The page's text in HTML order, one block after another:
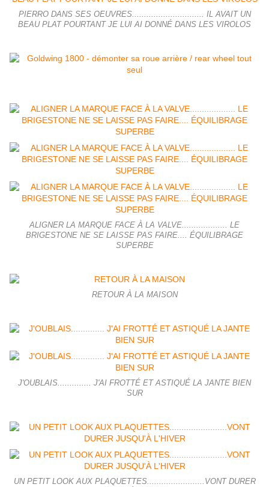
PIERRO DANS SES OEUVRES.............................. IL AVAIT UN
BEAU PLAT POURTANT JE LUI AI DONNÉ DANS LES VIROLOS
ALIGNER LA MARQUE FACE À LA VALVE................... LE
BRIGESTONE NE SE LAISSE PAS FAIRE.... ÉQUILIBRAGE
SUPERBE
RETOUR À LA MAISON
J'OUBLAIS.............. J'AI FROTTÉ ET ASTIQUÉ LA JANTE BIEN
SUR
UN PETIT LOOK AUX PLAQUETTES........................VONT DURER